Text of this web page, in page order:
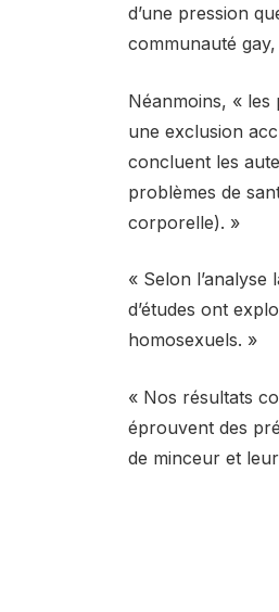
d’une pression
communauté
Néanmoins, «
une exclusion
concluent les
problèmes de
corporelle). »
« Selon
d’études ont
homosexuels. »
« Nos résultats
éprouvent des
de minceur et